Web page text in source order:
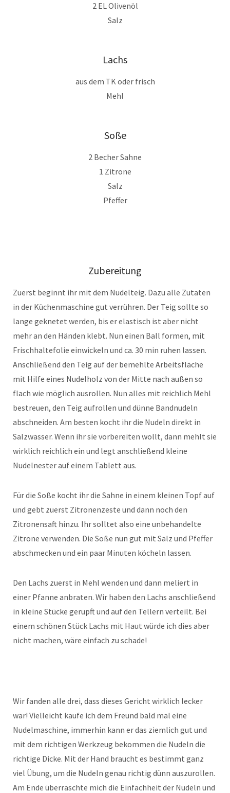
2 EL Olivenöl
Salz
Lachs
aus dem TK oder frisch
Mehl
Soße
2 Becher Sahne
1 Zitrone
Salz
Pfeffer
Zubereitung
Zuerst beginnt ihr mit dem Nudelteig. Dazu alle Zutaten
in der Küchenmaschine gut verrühren. Der Teig sollte so
lange geknetet werden, bis er elastisch ist aber nicht
mehr an den Händen klebt. Nun einen Ball formen, mit
Frischhaltefolie einwickeln und ca. 30 min ruhen lassen.
Anschließend den Teig auf der bemehlte Arbeitsfläche
mit Hilfe eines Nudelholz von der Mitte nach außen so
flach wie möglich ausrollen. Nun alles mit reichlich Mehl
bestreuen, den Teig aufrollen und dünne Bandnudeln
abschneiden. Am besten kocht ihr die Nudeln direkt in
Salzwasser. Wenn ihr sie vorbereiten wollt, dann mehlt sie
wirklich reichlich ein und legt anschließend kleine
Nudelnester auf einem Tablett aus.
Für die Soße kocht ihr die Sahne in einem kleinen Topf auf
und gebt zuerst Zitronenzeste und dann noch den
Zitronensaft hinzu. Ihr solltet also eine unbehandelte
Zitrone verwenden. Die Soße nun gut mit Salz und Pfeffer
abschmecken und ein paar Minuten köcheln lassen.
Den Lachs zuerst in Mehl wenden und dann meliert in
einer Pfanne anbraten. Wir haben den Lachs anschließend
in kleine Stücke gerupft und auf den Tellern verteilt. Bei
einem schönen Stück Lachs mit Haut würde ich dies aber
nicht machen, wäre einfach zu schade!
Wir fanden alle drei, dass dieses Gericht wirklich lecker
war! Vielleicht kaufe ich dem Freund bald mal eine
Nudelmaschine, immerhin kann er das ziemlich gut und
mit dem richtigen Werkzeug bekommen die Nudeln die
richtige Dicke. Mit der Hand braucht es bestimmt ganz
viel Übung, um die Nudeln genau richtig dünn auszurollen.
Am Ende überraschte mich die Einfachheit der Nudeln und